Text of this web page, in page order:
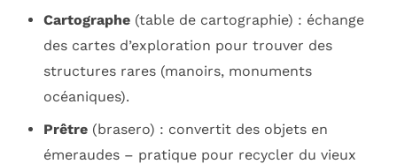
Cartographe(table de cartographie) : échange
des cartes d’exploration pour trouver des
structures rares (manoirs, monuments
océaniques).
Prêtre(brasero) : convertit des objets en
émeraudes – pratique pour recycler du vieux